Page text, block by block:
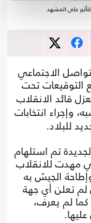
على المشهد
الاجتماعي
التوقيعات تحت
قائد الانقلاب
وإجراء انتخابات
للبلاد.
تم استلهام
مهدت للانقلاب
الجيش به
2013، لكن لم تعلن أي جهة
لم يعرف،